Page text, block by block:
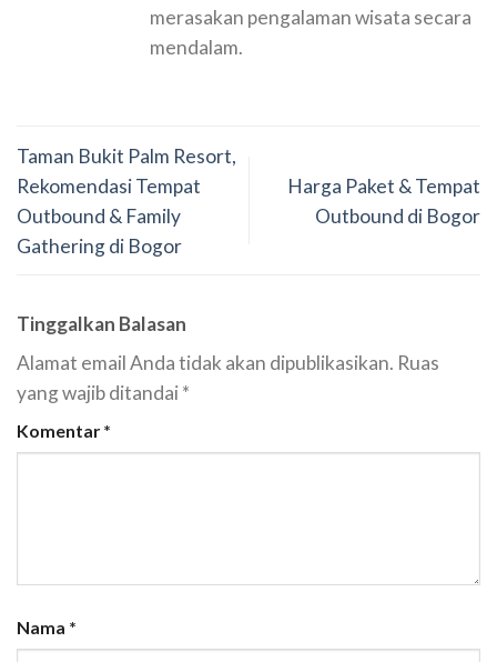
merasakan pengalaman wisata secara
mendalam.
Taman Bukit Palm Resort,
Rekomendasi Tempat
Outbound & Family
Gathering di Bogor
Harga Paket & Tempat
Outbound di Bogor
Tinggalkan Balasan
Alamat email Anda tidak akan dipublikasikan. Ruas
yang wajib ditandai*
Komentar *
Nama *